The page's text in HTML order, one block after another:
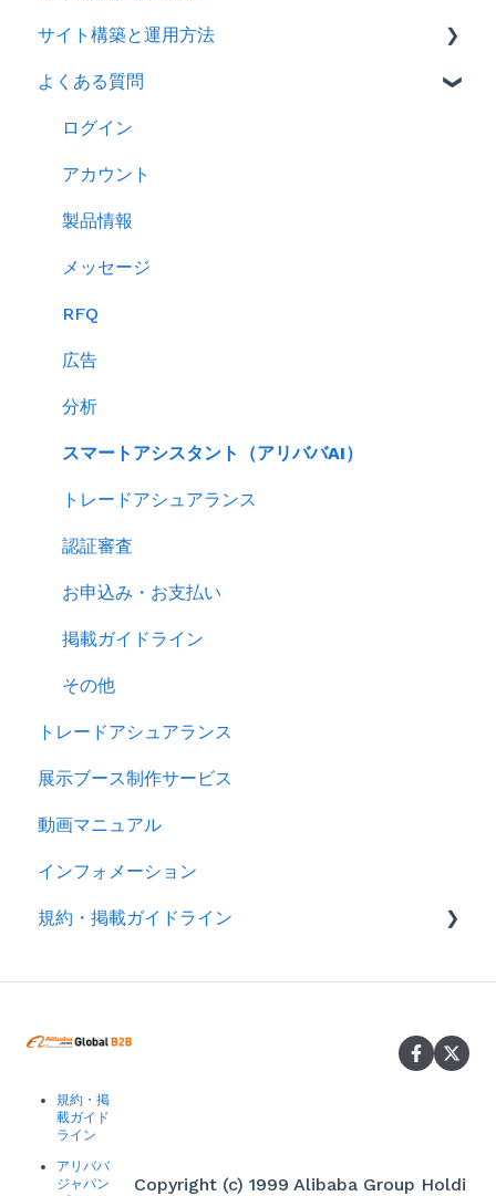
2025年
2024年
サイト構築と運用方法
会社情報を登録する
製品ページ登録の準備をする
製品ページを登録する
バイヤーからのメッセージに返信する
RFQを使ってバイヤーに売り込む
キーワード広告を利用する
サイトパフォーマンスを分析する
よくある質問
ログイン
アカウント
製品情報
メッセージ
RFQ
広告
分析
スマートアシスタント（アリババAI）
トレードアシュアランス
認証審査
お申込み・お支払い
掲載ガイドライン
その他
トレードアシュアランス
展示ブース制作サービス
動画マニュアル
インフォメーション
規約・掲載ガイドライン
規約・掲
載ガイド
ライン
アリババ
ジャパン
Copyright (c) 1999 Alibaba Group Holdi